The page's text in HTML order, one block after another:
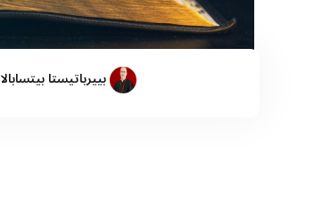
بييرباتيستا بيتسابالا